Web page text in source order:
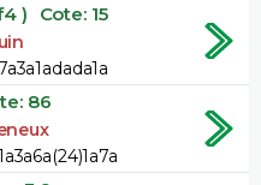
) Cote: 15
86